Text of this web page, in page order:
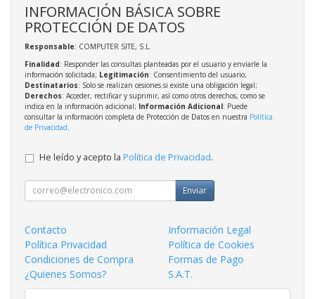
INFORMACIÓN BÁSICA SOBRE
PROTECCIÓN DE DATOS
Responsable: COMPUTER SITE, S.L.
Finalidad: Responder las consultas planteadas por el usuario y enviarle la
información solicitada; Legitimación: Consentimiento del usuario;
Destinatarios: Solo se realizan cesiones si existe una obligación legal;
Derechos: Acceder, rectificar y suprimir, así como otros derechos, como se
indica en la información adicional; Información Adicional: Puede
consultar la información completa de Protección de Datos en nuestra Política
de Privacidad
He leído y acepto la Política de Privacidad.
Enviar
Contacto
Información Legal
Política Privacidad
Política de Cookies
Condiciones de Compra
Formas de Pago
¿Quienes Somos?
S.A.T.